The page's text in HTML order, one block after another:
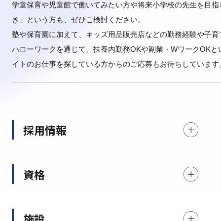
学童保育や児童館で働いてみたい方や将来小学校の先生を目
き」という方も、ぜひご検討ください。
塾や保育園に加えて、キッズ用品販売店などの勤務経験や子
ハローワークを通じて、扶養内勤務OKや副業・WワークOK
イトのお仕事を探している方からのご応募もお待ちしています
採用情報
資格